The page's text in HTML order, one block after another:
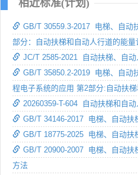
相近标准(计划)
GB/T 30559.3-2017 电梯、自动
部分：自动扶梯和自动人行道的能量
JC/T 2585-2021 自动扶梯、自
GB/T 35850.2-2019 电梯、自动
程电子系统的应用 第2部分:自动扶
20260359-T-604 自动扶梯和自
GB/T 34146-2017 电梯、自动扶
GB/T 18775-2025 电梯、自动扶
GB/T 20900-2007 电梯、自动扶
方法